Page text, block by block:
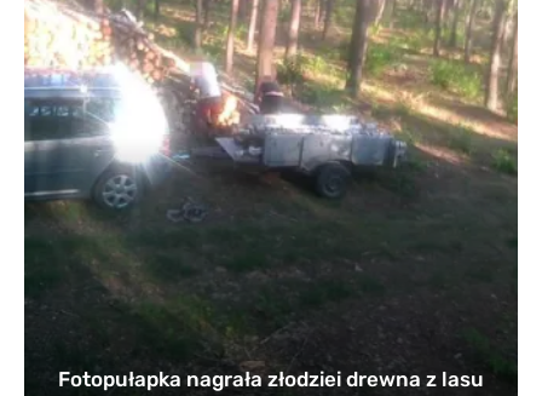
Fotopułapka nagrała złodziei drewna z lasu